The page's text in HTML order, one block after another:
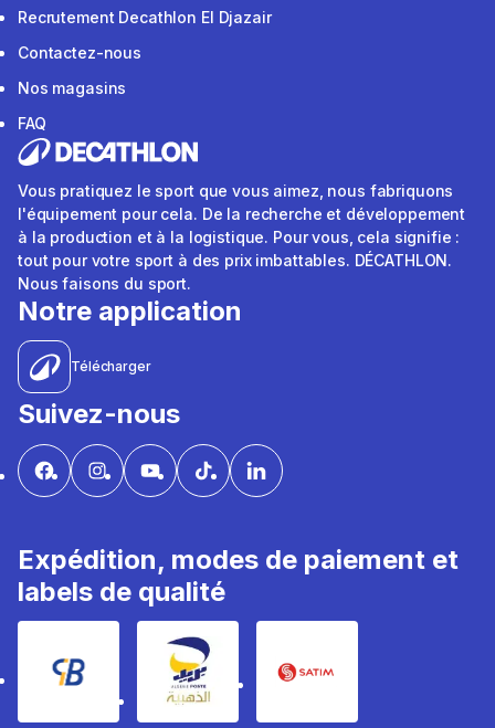
Recrutement Decathlon El Djazair
Contactez-nous
Nos magasins
FAQ
Vous pratiquez le sport que vous aimez, nous fabriquons
l'équipement pour cela. De la recherche et développement
à la production et à la logistique. Pour vous, cela signifie :
tout pour votre sport à des prix imbattables. DÉCATHLON.
Nous faisons du sport.
Notre application
Télécharger
Suivez-nous
Expédition, modes de paiement et
labels de qualité